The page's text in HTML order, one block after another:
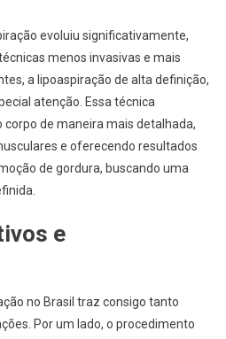
evoluiu significativamente,
menos invasivas e mais
a lipoaspiração de alta definição,
atenção. Essa técnica
de maneira mais detalhada,
e oferecendo resultados
de gordura, buscando uma
e
no Brasil traz consigo tanto
Por um lado, o procedimento